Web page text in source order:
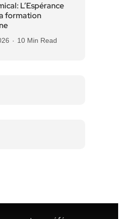
L’Espérance
formation
10 Min Read